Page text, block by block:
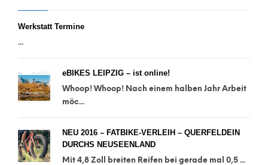
Werkstatt Termine
...
eBIKES LEIPZIG – ist online!
Whoop! Whoop! Nach einem halben Jahr Arbeit
möc...
NEU 2016 – FATBIKE-VERLEIH – QUERFELDEIN
DURCHS NEUSEENLAND
Mit 4,8 Zoll breiten Reifen bei gerade mal 0,5 ...